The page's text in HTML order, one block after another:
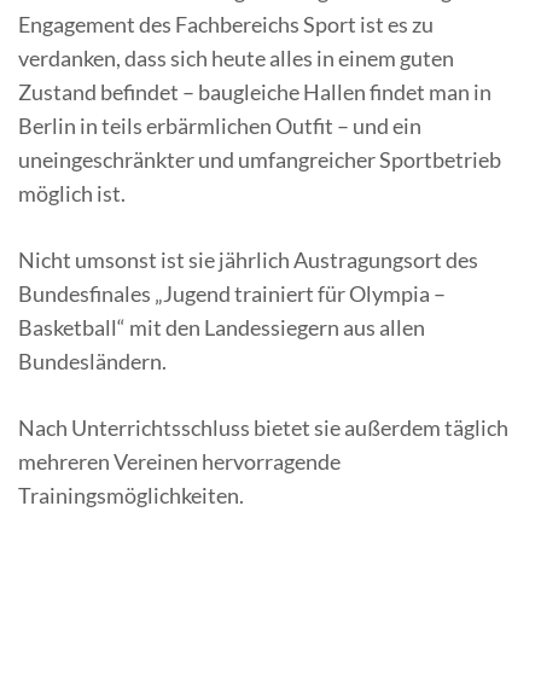
Engagement des Fachbereichs Sport ist es zu
verdanken, dass sich heute alles in einem guten
Zustand befindet – baugleiche Hallen findet man in
Berlin in teils erbärmlichen Outfit – und ein
uneingeschränkter und umfangreicher Sportbetrieb
möglich ist.
Nicht umsonst ist sie jährlich Austragungsort des
Bundesfinales „Jugend trainiert für Olympia –
Basketball“ mit den Landessiegern aus allen
Bundesländern.
Nach Unterrichtsschluss bietet sie außerdem täglich
mehreren Vereinen hervorragende
Trainingsmöglichkeiten.